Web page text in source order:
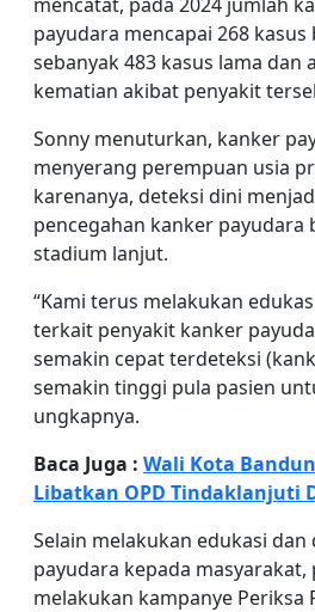
payudara mencapai 268
sebanyak 483 kasus lama dan
kematian akibat penyakit
Sonny menuturkan, kanker
menyerang perempuan usia
karenanya, deteksi dini
pencegahan kanker payudara
stadium lanjut.
“Kami terus melakukan
terkait penyakit kanker
semakin cepat terdeteksi
semakin tinggi pula pasien
ungkapnya.
Baca Juga : Wali Kota
Libatkan OPD Tindaklanjuti
Selain melakukan edukasi
payudara kepada masyarakat,
melakukan kampanye Periksa